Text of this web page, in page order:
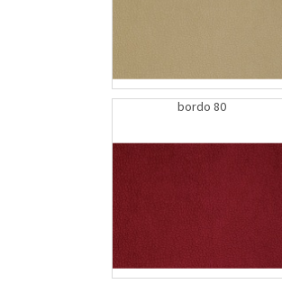
bordo 80